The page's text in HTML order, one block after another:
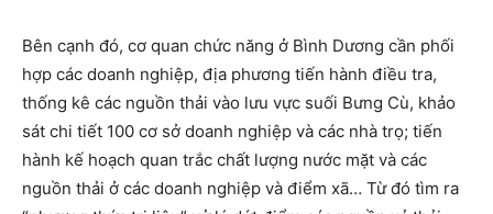
Bên cạnh đó, cơ quan chức năng ở Bình Dương cần phối
hợp các doanh nghiệp, địa phương tiến hành điều tra,
thống kê các nguồn thải vào lưu vực suối Bưng Cù, khảo
sát chi tiết 100 cơ sở doanh nghiệp và các nhà trọ; tiến
hành kế hoạch quan trắc chất lượng nước mặt và các
nguồn thải ở các doanh nghiệp và điểm xã… Từ đó tìm ra